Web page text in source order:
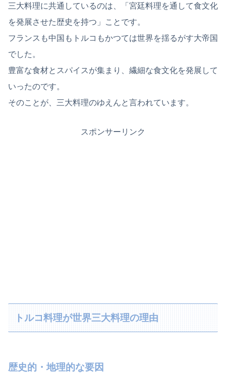
三大料理に共通しているのは、「宮廷料理を通して食文化
を発展させた歴史を持つ」ことです。
フランスも中国もトルコもかつては世界を揺るがす大帝国
でした。
豊富な食材とスパイスが集まり、繊細な食文化を発展して
いったのです。
そのことが、三大料理のゆえんと言われています。
スポンサーリンク
トルコ料理が世界三大料理の理由
歴史的・地理的な要因